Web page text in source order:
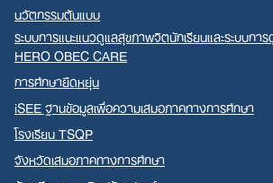
นวัตกรรมต้นแบบ
ระบบการแนะแนวดูแลสุขภาพจิตนักเรียนและระบบกา
HERO OBEC CARE
การศึกษายืดหยุ่น
iSEE ฐานข้อมูลเพื่อความเสมอภาคทางการศึกษา
โรงเรียน TSQP
จังหวัดเสมอภาคทางการศึกษา